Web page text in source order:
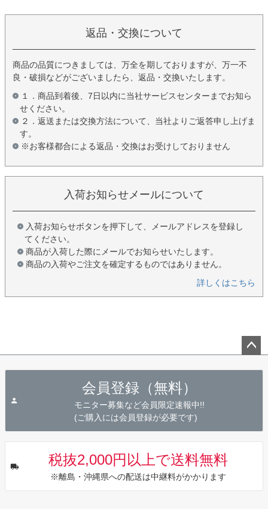
返品・交換について
商品の品質につきましては、万全を期しておりますが、万一不
良・破損などがございましたら、返品・交換いたします。
１．商品到着後、7日以内に当社サービスセンターまでお知ら
せください。
２．返送または交換方法について、当社よりご返答申し上げま
す。
※お客様都合による返品・交換はお受けしておりません
入荷お知らせメールについて
入荷お知らせボタンを押下して、メールアドレスを登録し
てください。
商品が入荷した際にメールでお知らせいたします。
商品の入荷やご注文を確定するものではありません。
詳しくはこちら
会員登録（無料）
モニター募集など会員限定速報中!!
(ご購入には会員登録が必要です)
税抜2,000円以上で送料無料
※離島・沖縄県への配送は中継料がかかります